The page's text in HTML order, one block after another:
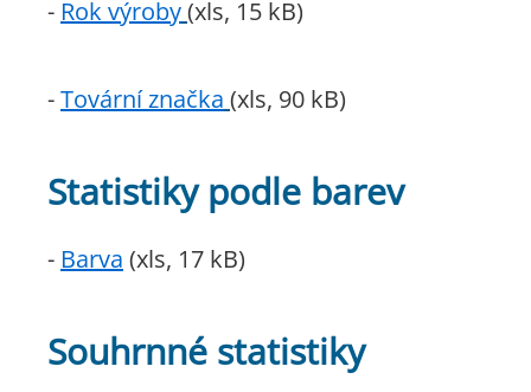
- Rok výroby(xls, 15 kB)
-Tovární značka (xls, 90 kB)
Statistiky podle barev
- Barva (xls, 17 kB)
Souhrnné statistiky